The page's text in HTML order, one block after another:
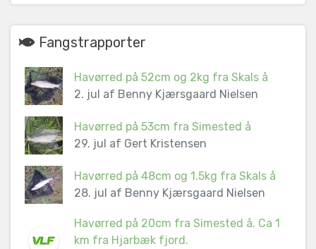
Fangstrapporter
Havørred på 52cm og 2kg fra Skals å
2. jul af Benny Kjærsgaard Nielsen
Havørred på 53cm fra Simested å
29. jul af Gert Kristensen
Havørred på 48cm og 1.5kg fra Skals å
28. jul af Benny Kjærsgaard Nielsen
Havørred på 20cm fra Simested å. Ca 1
km fra Hjarbæk fjord.